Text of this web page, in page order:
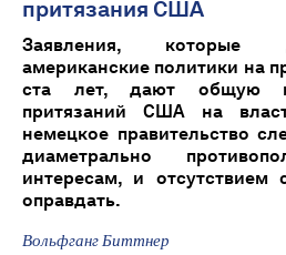
притязания США
Заявления, которые
американские политики на
ста лет, дают общую
притязаний США на
немецкое правительство
диаметрально
интересам, и отсутствием
оправдать.
Вольфганг Биттнер